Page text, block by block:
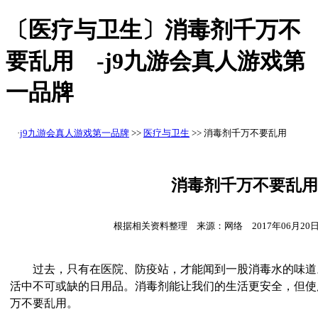
〔医疗与卫生〕消毒剂千万不
要乱用 -j9九游会真人游戏第
一品牌
·j9九游会真人游戏第一品牌 >> 医疗与卫生 >> 消毒剂千万不要乱用
消毒剂千万不要乱用
根据相关资料整理 来源：网络 2017年06月20
过去，只有在医院、防疫站，才能闻到一股消毒水的味道
活中不可或缺的日用品。消毒剂能让我们的生活更安全，但
万不要乱用。